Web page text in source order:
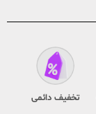
تخفیف دائمی